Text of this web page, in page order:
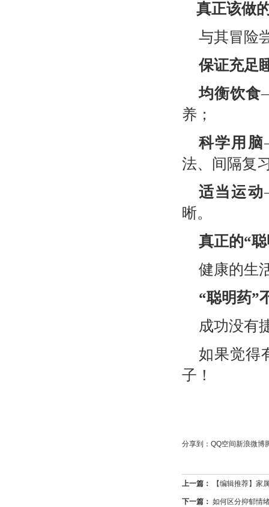
真正该做
与其冒险
保证充足
均衡饮食
养；
科学用脑
法、间隔复
适当运动
晰。
真正的“
健康的生
“聪明药”
成功没有
如果觉得
子！
分享到： QQ空间新浪微博
上一篇： 【编辑推荐】家
下一篇： 如何区分抑郁情